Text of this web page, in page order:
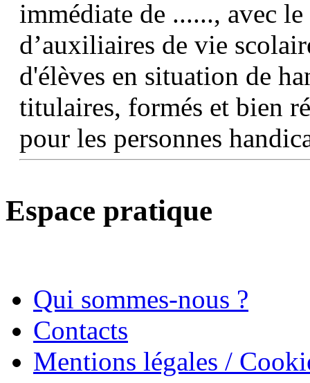
immédiate de ......, avec
d’auxiliaires de vie
d'élèves en situation de
titulaires, formés et bien
pour les personnes
Espace pratique
Qui sommes-nous ?
Contacts
Mentions légales /